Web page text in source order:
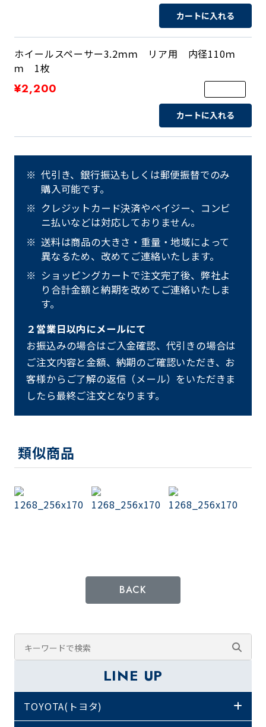
カートに入れる
ホイールスペーサー3.2ｍｍ リア用 内径110ｍ
ｍ 1枚
¥2,200
カートに入れる
代引き、銀行振込もしくは郵便振替でのみ
購入可能です。
クレジットカード決済やペイジー、コンビ
ニ払いなどは対応しておりません。
送料は商品の大きさ・重量・地域によって
異なるため、改めてご連絡いたします。
ショッピングカートで注文完了後、弊社よ
り合計金額と納期を改めてご連絡いたしま
す。
２営業日以内にメールにて
お振込みの場合はご入金確認、代引きの場合は
ご注文内容と金額、納期のご確認いただき、お
客様からご了解の返信（メール）をいただきま
したら最終ご注文となります。
類似商品
BACK
LINE UP
TOYOTA(トヨタ)